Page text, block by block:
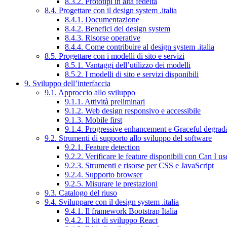
8.4. Progettare con il design system .italia
8.4.1. Documentazione
8.4.2. Benefici del design system
8.4.3. Risorse operative
8.4.4. Come contribuire al design system .italia
8.5. Progettare con i modelli di sito e servizi
8.5.1. Vantaggi dell’utilizzo dei modelli
8.5.2. I modelli di sito e servizi disponibili
9. Sviluppo dell’interfaccia
9.1. Approccio allo sviluppo
9.1.1. Attività preliminari
9.1.2. Web design responsivo e accessibile
9.1.3. Mobile first
9.1.4. Progressive enhancement e Graceful
9.2. Strumenti di supporto allo sviluppo del software
9.2.1. Feature detection
9.2.2. Verificare le feature disponibili con Can I
9.2.3. Strumenti e risorse per CSS e JavaScript
9.2.4. Supporto browser
9.2.5. Misurare le prestazioni
9.3. Catalogo del riuso
9.4. Sviluppare con il design system .italia
9.4.1. Il framework Bootstrap Italia
9.4.2. Il kit di sviluppo React